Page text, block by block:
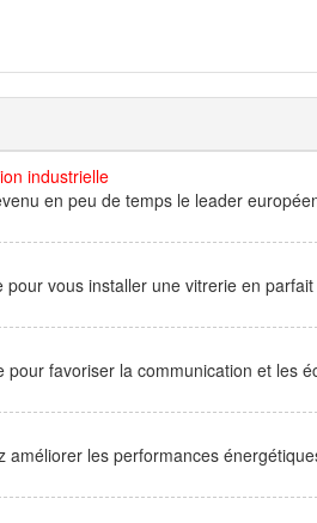
industrielle
en peu de temps le leader
vous installer une vitrerie en
favoriser la communication et les
les performances